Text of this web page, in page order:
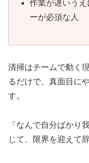
作業が遅いう
ーが必須な人
清掃はチームで動く
るだけで、 真面目に
す。
「なんで自分ばかり
じて、限界を迎えて